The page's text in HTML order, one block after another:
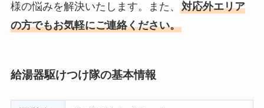
様の悩みを解決いたします。また、 対応外エリア
の方でもお気軽にご連絡ください。
給湯器駆けつけ隊の基本情報